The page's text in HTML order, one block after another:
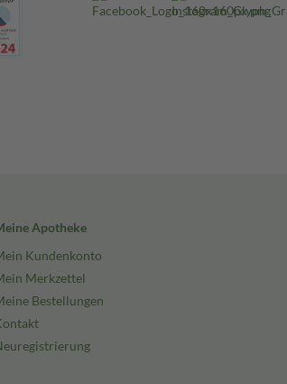
Apotheke
Kundenkonto
Merkzettel
Bestellungen